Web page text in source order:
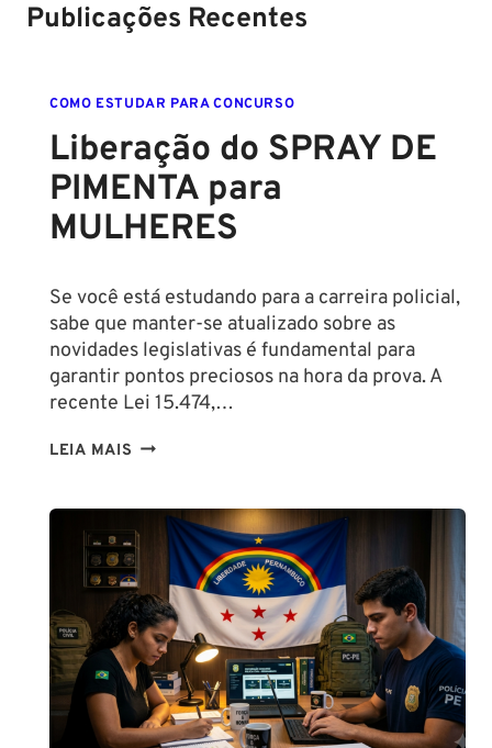
Publicações Recentes
COMO ESTUDAR PARA CONCURSO
Liberação do SPRAY DE
PIMENTA para
MULHERES
Se você está estudando para a carreira policial,
sabe que manter-se atualizado sobre as
novidades legislativas é fundamental para
garantir pontos preciosos na hora da prova. A
recente Lei 15.474,…
LEIA MAIS LIBERAÇÃO
DE
PIMENTA
PARA
MULHERES